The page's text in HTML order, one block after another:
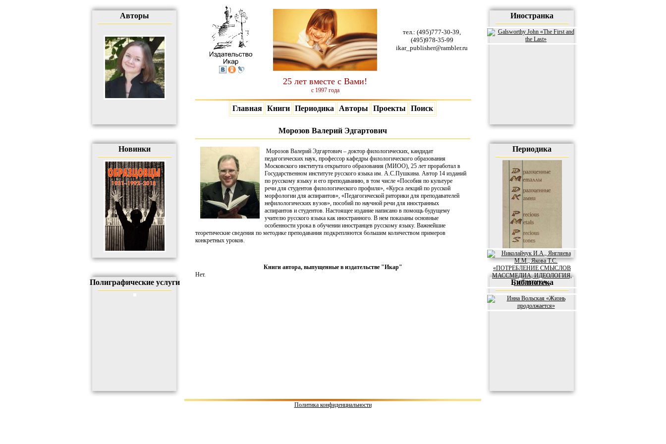
Авторы
Новинки
Полиграфические услуги
тел.:(495)777-30-39,
(495)978-35-99
ikar_publisher@rambler.ru
Иностранка
Периодика
Библиотека
25 лет вместе с Вами!
с 1997 года
Главная Книги Периодика Авторы Проекты Поиск
Морозов Валерий Эдгартович
Морозов Валерий Эдгартович – доктор филологических, кандидат
педагогических наук, профессор кафедры филологического образования
Московского института открытого образования (МИОО), 25 лет проработал в
Государственном институте русского языка им. А.С.Пушкина. Автор 14 изданий
по русскому языку и его преподаванию, в том числе «Пособия по культуре
речи для студентов филологического профиля», «Курса лекций по русской
морфологии для аспирантов», «Педагогической риторики для преподавателей
нефилологических вузов», пособий по научной речи для иностранных
аспирантов и студентов. Настоящее издание написано в помощь будущему
учителю русского языка как иностранного. В нем показаны основные
особенности урока в обучении иностранцев русскому языку. Важнейшие
теоретические сведения по методике преподавания подкрепляются большим количеством примеров
конкретных уроков.
Книги автора, выпущенные в издательстве "Икар"
Нет.
Политика конфиденциальности